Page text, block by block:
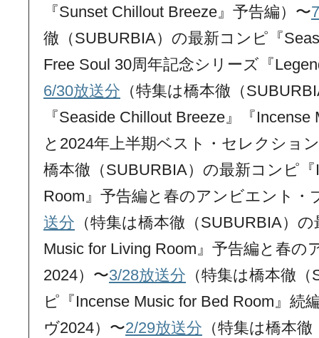
『Sunset Chillout Breeze』予告編）〜
徹（SUBURBIA）の最新コンピ『
Free Soul 30周年記念シリーズ『
6/30放送分 （特集は橋本徹（
『Seaside Chillout Breeze』『
と2024年上半期ベスト・セレクショ
橋本徹（SUBURBIA）の最新コンピ
Room』予告編と春のアンビエント・
送分 （特集は橋本徹（SUBURBIA）
Music for Living Room』予告編と春
2024）〜3/28放送分 （特集は橋本徹
ピ『Incense Music for Bed Room』続
ヴ2024）〜2/29放送分 （特集は橋本